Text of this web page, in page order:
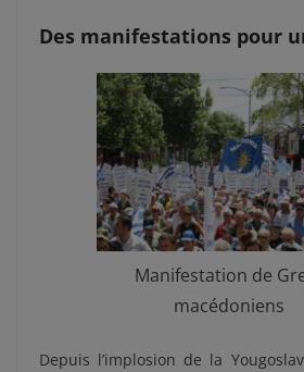
Des manifestations pour
Manifestation de
macédoniens
Depuis l’implosion de la